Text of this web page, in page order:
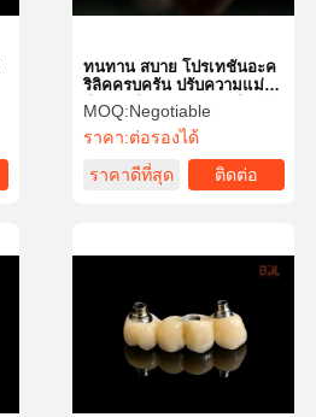
ทนทาน สบาย โปรเทชั่นอะค
ริลิคครบครัน ปรับความแม่น
ยําแบบจําเพาะ เหมาะสําหรับ
การใช้งานเปลี่ยนฟัน
MOQ:Negotiable
ราคา:ต่อรองได้
ราคาดีที่สุด
ติดต่อ